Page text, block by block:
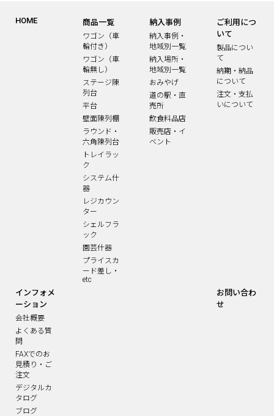
HOME 商品一覧
ワゴン（車
輪付き）
ワゴン（車
輪無し）
ステージ陳
列台
平台
壁面陳列棚
ラウンド・
六角陳列台
トレイラッ
ク
システム什
器
レジカウン
ター
シェルフラ
ック
園芸什器
プライスカ
ード差し・
etc
納入事例
納入事例・
地域別一覧
納入場所・
地域別一覧
おみやげ
道の駅・直
売所
飲食料品店
販売店・イ
ベント
ご利用につ
いて
製品につい
て
納期・納品
について
注文・支払
いについて
インフォメ
ーション
会社概要
よくある質
問
FAXでのお
見積り・ご
注文
デジタルカ
タログ
ブログ
お問い合わ
せ